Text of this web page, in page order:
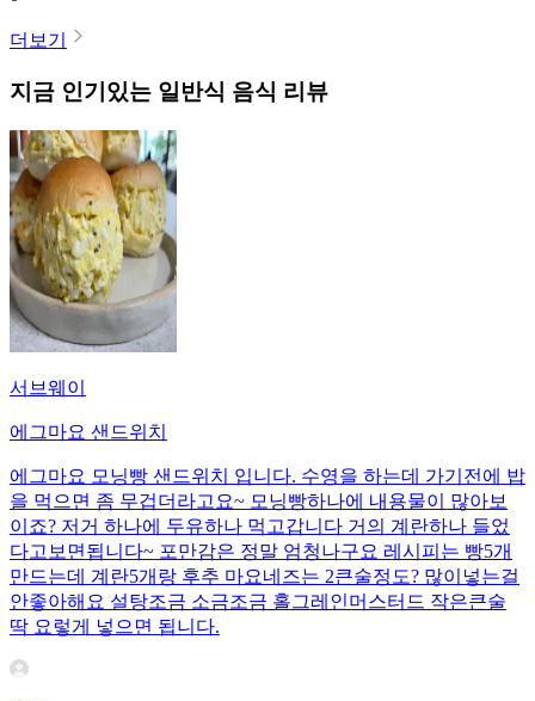
더보기
지금 인기있는 일반식 음식 리뷰
서브웨이
에그마요 샌드위치
에그마요 모닝빵 샌드위치 입니다. 수영을 하는데 가기전에 밥
을 먹으면 좀 무겁더라고요~ 모닝빵하나에 내용물이 많아보
이죠? 저거 하나에 두유하나 먹고갑니다 거의 계란하나 들었
다고보면됩니다~ 포만감은 정말 엄청나구요 레시피는 빵5개
만드는데 계란5개랑 후추 마요네즈는 2큰술정도? 많이넣는걸
안좋아해요 설탕조금 소금조금 홀그레인머스터드 작은큰술
딱 요렇게 넣으면 됩니다.